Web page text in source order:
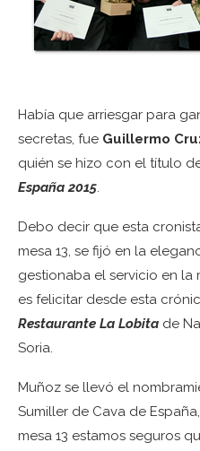
Había que arriesgar para
secretas, fue Guillermo
quién se hizo con el título
España 2015.
Debo decir que esta
mesa 13, se fijó en la
gestionaba el servicio en la
es felicitar desde esta
Restaurante La Lobita de
Soria.
Muñoz se llevó el
Sumiller de Cava de
mesa 13 estamos seguros